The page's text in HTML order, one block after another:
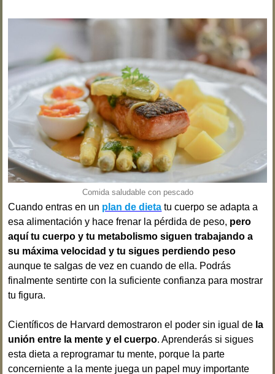
Comida saludable con pescado
Cuando entras en un plan de dieta tu cuerpo se adapta a
esa alimentación y hace frenar la pérdida de peso, pero
aquí tu cuerpo y tu metabolismo siguen trabajando a
su máxima velocidad y tu sigues perdiendo peso
aunque te salgas de vez en cuando de ella. Podrás
finalmente sentirte con la suficiente confianza para mostrar
tu figura.
Científicos de Harvard demostraron el poder sin igual de la
unión entre la mente y el cuerpo. Aprenderás si sigues
esta dieta a reprogramar tu mente, porque la parte
concerniente a la mente juega un papel muy importante